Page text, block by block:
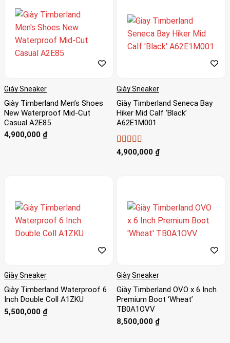
Giày Sneaker
Giày Timberland Men’s Shoes
New Waterproof Mid-Cut
Casual A2E85
4,900,000 ₫
Giày Sneaker
Giày Timberland Seneca Bay
Hiker Mid Calf ‘Black’
A62E1M001
Được xếp
4,900,000 ₫
Giày Sneaker
Giày Timberland Waterproof 6
Inch Double Coll A1ZKU
5,500,000 ₫
Giày Sneaker
Giày Timberland OVO x 6 Inch
Premium Boot ‘Wheat’
TB0A1OVV
8,500,000 ₫